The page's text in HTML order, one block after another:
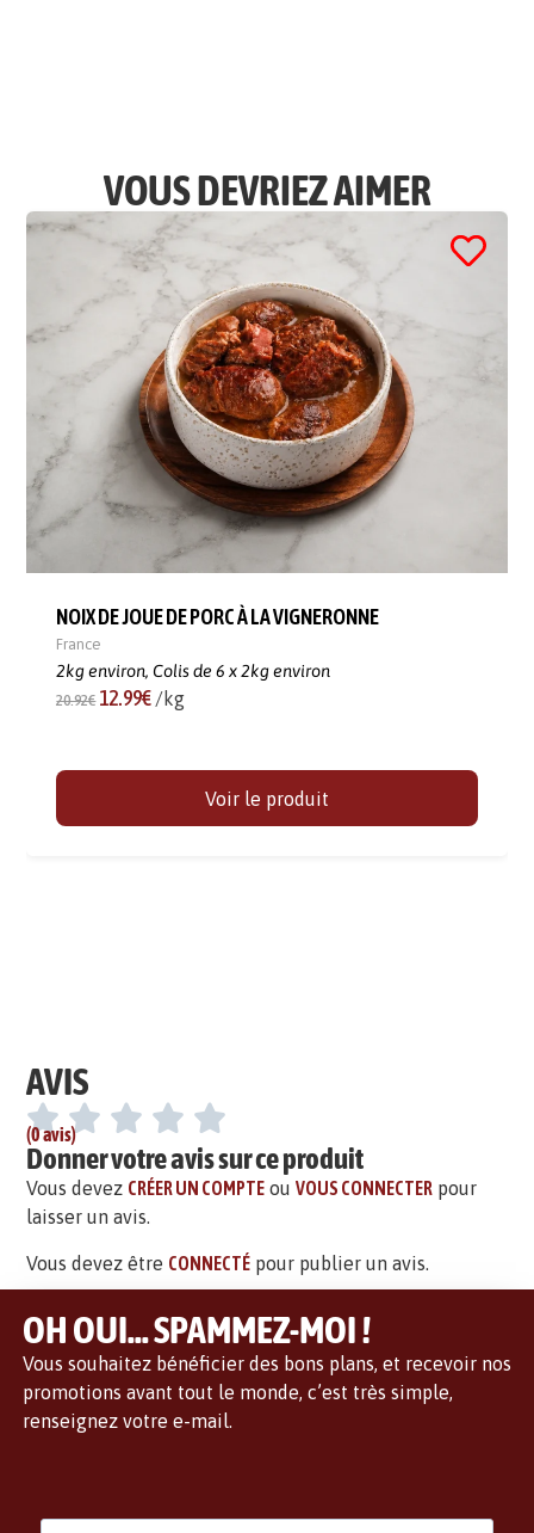
VOUS DEVRIEZ AIMER
NOIX DE JOUE DE PORC À LA VIGNERONNE
France
2kg environ, Colis de 6 x 2kg environ
20.92€ 12.99€ /kg
Voir le produit
AVIS
(0 avis)
Donner votre avis sur ce produit
Vous devez CRÉER UN COMPTE ouVOUS CONNECTER pour
laisser un avis.
Vous devez être CONNECTÉ pour publier un avis.
OH OUI... SPAMMEZ-MOI !
Vous souhaitez bénéficier des bons plans, et recevoir nos
promotions avant tout le monde, c’est très simple,
renseignez votre e-mail.